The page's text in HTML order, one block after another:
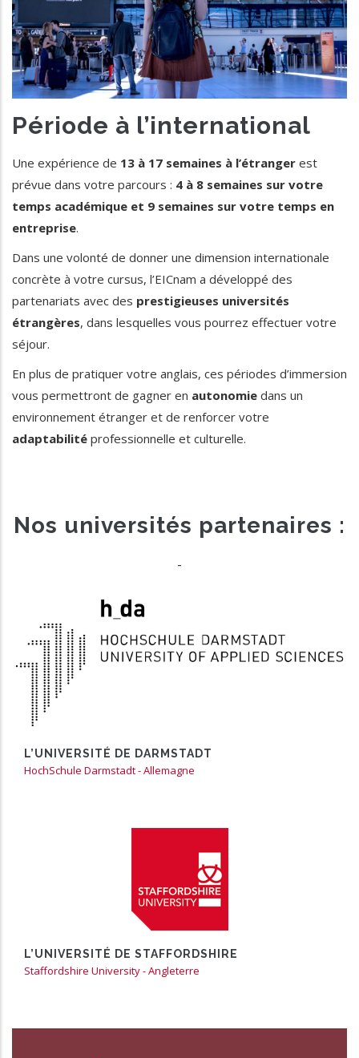
Période à l’international
Une expérience de 13 à 17 semaines à l’étranger est
prévue dans votre parcours : 4 à 8 semaines sur votre
temps académique et 9 semaines sur votre temps en
entreprise.
Dans une volonté de donner une dimension internationale
concrète à votre cursus, l’EICnam a développé des
partenariats avec des prestigieuses universités
étrangères, dans lesquelles vous pourrez effectuer votre
séjour.
En plus de pratiquer votre anglais, ces périodes d’immersion
vous permettront de gagner en autonomie dans un
environnement étranger et de renforcer votre
adaptabilité professionnelle et culturelle.
Nos universités partenaires :
-
En partenariat avec l’EICnam de Strasbourg
https://h-da.de
L’UNIVERSITÉ DE DARMSTADT
HochSchule Darmstadt - Allemagne
En partenariat avec l’EICnam de Paris
https://www.staffs.ac.uk
L’UNIVERSITÉ DE STAFFORDSHIRE
Staffordshire University - Angleterre